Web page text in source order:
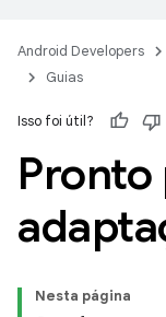
Android Developers
Guias
Isso foi útil?
Pronto
Nesta página